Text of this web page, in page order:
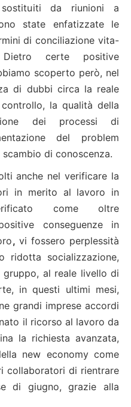
da riunioni a
state enfatizzate le
di conciliazione vita-
certe positive
scoperto però, nel
di dubbi circa la reale
la qualità della
dei processi di
del problem
di conoscenza.
anche nel verificare la
in merito al lavoro in
come oltre
conseguenze in
, vi fossero perplessità
ridotta socializzazione,
al reale livello di
in questi ultimi mesi,
grandi imprese accordi
il ricorso al lavoro da
la richiesta avanzata,
new economy come
collaboratori di rientrare
di giugno, grazie alla